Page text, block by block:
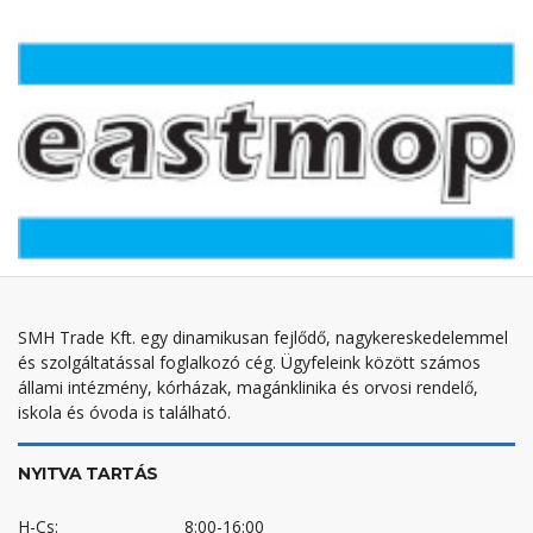
SMH Trade Kft. egy dinamikusan fejlődő, nagykereskedelemmel
és szolgáltatással foglalkozó cég. Ügyfeleink között számos
állami intézmény, kórházak, magánklinika és orvosi rendelő,
iskola és óvoda is található.
NYITVA TARTÁS
H-Cs: 8:00-16:00